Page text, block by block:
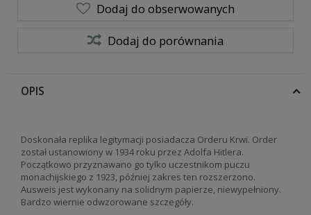
Dodaj do obserwowanych
Dodaj do porównania
OPIS
Doskonała replika legitymacji posiadacza Orderu Krwi. Order
został ustanowiony w 1934 roku przez Adolfa Hitlera.
Początkowo przyznawano go tylko uczestnikom puczu
monachijskiego z 1923, później zakres ten rozszerzono.
Ausweis jest wykonany na solidnym papierze, niewypełniony.
Bardzo wiernie odwzorowane szczegóły.